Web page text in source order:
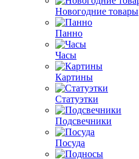
Новогодние товары
Панно
Часы
Картины
Статуэтки
Подсвечники
Посуда